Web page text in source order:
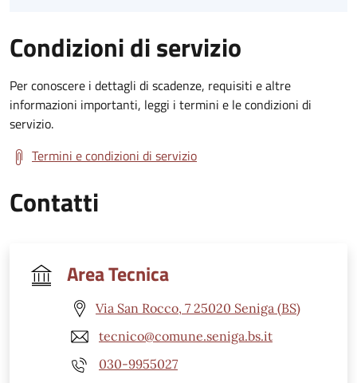
Condizioni di servizio
Per conoscere i dettagli di scadenze, requisiti e altre
informazioni importanti, leggi i termini e le condizioni di
servizio.
Termini e condizioni di servizio
Contatti
Area Tecnica
Via San Rocco, 7 25020 Seniga (BS)
tecnico@comune.seniga.bs.it
030-9955027